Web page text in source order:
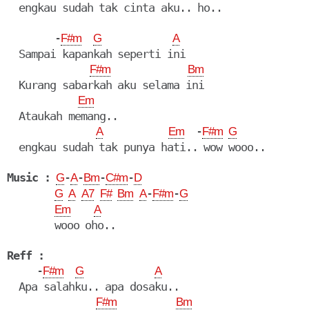
  engkau sudah tak cinta aku.. ho..
        -
F#m G A
  Sampai kapankah seperti ini
F#m Bm
  Kurang sabarkah aku selama ini
Em
  Ataukah memang..
A Em
  -
F#m G
  engkau sudah tak punya hati.. wow wooo..
Music : G-A-Bm-C#m-D
G A A7 F# Bm A-F#m-G
Em
A
        wooo oho..
Reff :
     -
F#m G A
  Apa salahku.. apa dosaku..
F#m Bm